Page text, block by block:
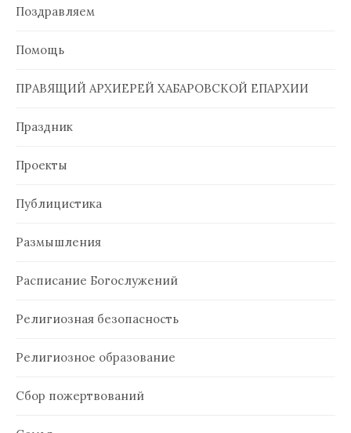
Поздравляем
Помощь
ПРАВЯЩИЙ АРХИЕРЕЙ ХАБАРОВСКОЙ ЕПАРХИИ
Праздник
Проекты
Публицистика
Размышления
Расписание Богослужений
Религиозная безопасность
Религиозное образование
Сбор пожертвований